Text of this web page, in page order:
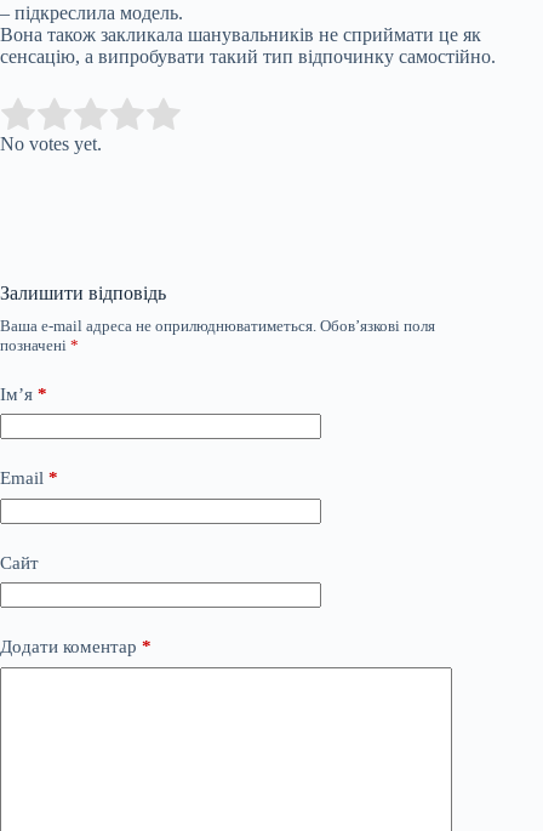
– підкреслила модель.
Вона також закликала шанувальників не сприймати це як
сенсацію, а випробувати такий тип відпочинку самостійно.
Rate this item:
No votes yet.
Залишити відповідь
Ваша e-mail адреса не оприлюднюватиметься. Обов’язкові поля
позначені *
Ім’я *
Email *
Сайт
Додати коментар *